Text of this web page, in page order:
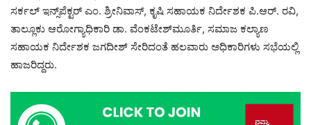
ಸರ್ಕಲ್ ಇನ್ಸ್‌ಪೆಕ್ಟರ್ ಎಂ. ಶ್ರೀನಿವಾಸ್, ಕೃಷಿ ಸಹಾಯಕ ನಿರ್ದೇಶಕ ಪಿ.ಆರ್. ರವಿ,
ತಾಲ್ಲೂಕು ಆರೋಗ್ಯಾಧಿಕಾರಿ ಡಾ. ವೆಂಕಟೇಶ್‌ಮೂರ್ತಿ, ಸಮಾಜ ಕಲ್ಯಾಣ
ಸಹಾಯಕ ನಿರ್ದೇಶಕ ಜಗದೀಶ್ ಸೇರಿದಂತೆ ಹಲವಾರು ಅಧಿಕಾರಿಗಳು ಸಭೆಯಲ್ಲಿ
ಹಾಜರಿದ್ದರು.